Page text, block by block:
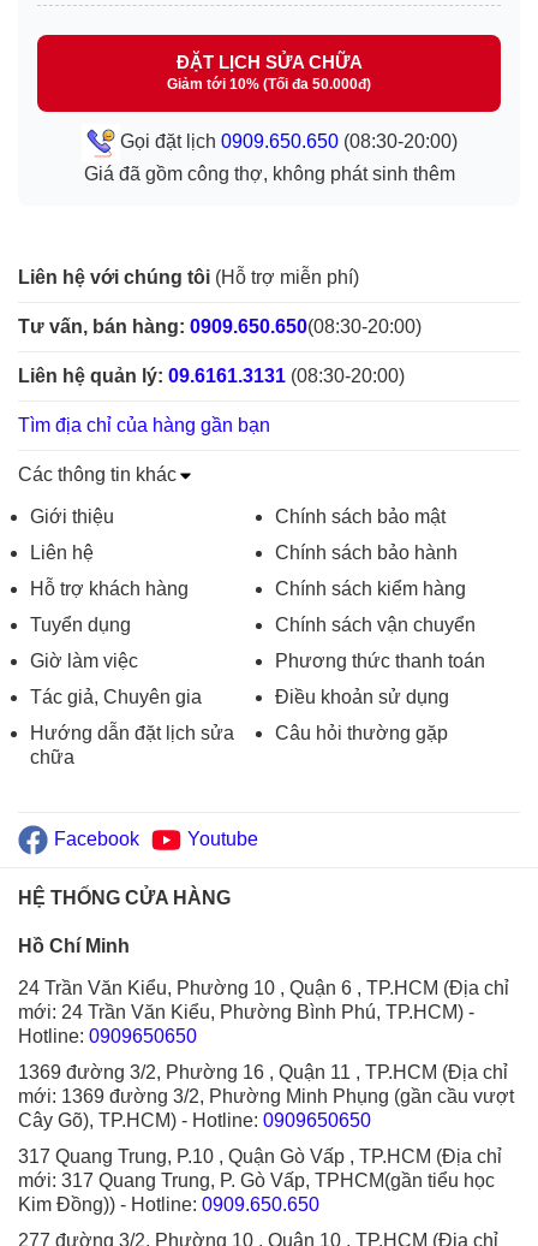
ĐẶT LỊCH SỬA CHỮA
Giảm tới 10% (Tối đa 50.000đ)
Gọi đặt lịch 0909.650.650(08:30-20:00)
Giá đã gồm công thợ, không phát sinh thêm
Liên hệ với chúng tôi (Hỗ trợ miễn phí)
Tư vấn, bán hàng: 0909.650.650(08:30-20:00)
Liên hệ quản lý: 09.6161.3131 (08:30-20:00)
Tìm địa chỉ của hàng gần bạn
Các thông tin khác
Giới thiệu
Liên hệ
Hỗ trợ khách hàng
Tuyển dụng
Giờ làm việc
Tác giả, Chuyên gia
Hướng dẫn đặt lịch sửa
chữa
Chính sách bảo mật
Chính sách bảo hành
Chính sách kiểm hàng
Chính sách vận chuyển
Phương thức thanh toán
Điều khoản sử dụng
Câu hỏi thường gặp
Facebook Youtube
HỆ THỐNG CỬA HÀNG
Hồ Chí Minh
24 Trần Văn Kiểu, Phường 10 , Quận 6 , TP.HCM (Địa chỉ
mới: 24 Trần Văn Kiểu, Phường Bình Phú, TP.HCM) -
Hotline: 0909650650
1369 đường 3/2, Phường 16 , Quận 11 , TP.HCM (Địa chỉ
mới: 1369 đường 3/2, Phường Minh Phụng (gần cầu vượt
Cây Gõ), TP.HCM) - Hotline: 0909650650
317 Quang Trung, P.10 , Quận Gò Vấp , TP.HCM (Địa chỉ
mới: 317 Quang Trung, P. Gò Vấp, TPHCM(gần tiểu học
Kim Đồng)) - Hotline: 0909.650.650
277 đường 3/2, Phường 10 , Quận 10 , TP.HCM (Địa chỉ